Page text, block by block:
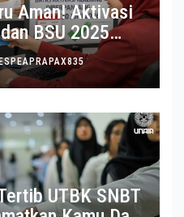
Aman! Aktivasi
BSU 2025
UTBK SNBT